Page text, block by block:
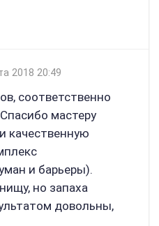
2018 20:49
соответственно
мастеру
качественную
и барьеры).
но запаха
довольны,